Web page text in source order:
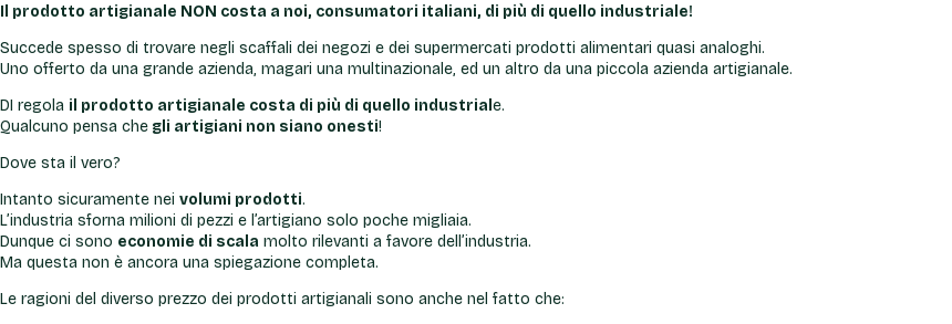
Il prodotto artigianale NON costa a noi, consumatori italiani, di più di quello industriale!
Succede spesso di trovare negli scaffali dei negozi e dei supermercati prodotti alimentari quasi analoghi.
Uno offerto da una grande azienda, magari una multinazionale, ed un altro da una piccola azienda artigianale.
DI regola il prodotto artigianale costa di più di quello industrial e.
Qualcuno pensa che gli artigiani non siano onesti!
Dove sta il vero?
Intanto sicuramente nei volumi prodotti.
L’industria sforna milioni di pezzi e l’artigiano solo poche migliaia.
Dunque ci sono economie di scala molto rilevanti a favore dell’industria.
Ma questa non è ancora una spiegazione completa.
Le ragioni del diverso prezzo dei prodotti artigianali sono anche nel fatto che: